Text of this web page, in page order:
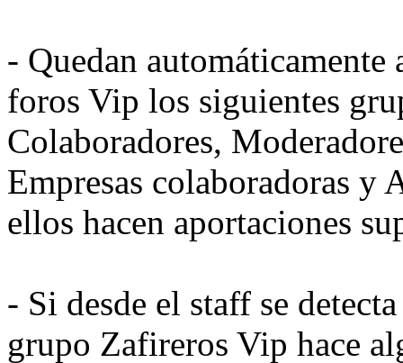
- Quedan automáticamente
foros Vip los siguientes
Colaboradores,
Empresas colaboradoras y
ellos hacen aportaciones
- Si desde el staff se
grupo Zafireros Vip hace